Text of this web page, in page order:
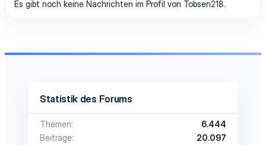
Es gibt noch keine Nachrichten im Profil von Tobsen218.
Statistik des Forums
Themen
6.444
Beiträge
20.097